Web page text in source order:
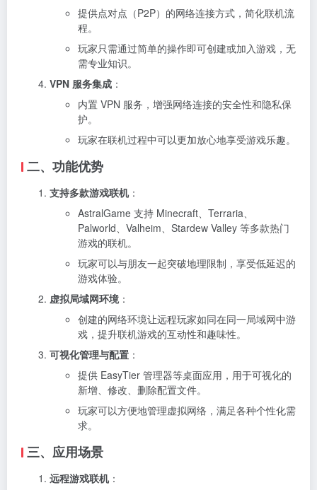
提供点对点（P2P）的网络连接方式，简化联机流
程。
玩家只需通过简单的操作即可创建或加入游戏，无
需专业知识。
VPN 服务集成 ：
内置 VPN 服务，增强网络连接的安全性和隐私保
护。
玩家在联机过程中可以更加放心地享受游戏乐趣。
二、功能优势
支持多款游戏联机：
AstralGame 支持 Minecraft、Terraria、
Palworld、Valheim、Stardew Valley 等多款热门
游戏的联机。
玩家可以与朋友一起突破地理限制，享受低延迟的
游戏体验。
虚拟局域网环境 ：
创建的网络环境让远程玩家如同在同一局域网中游
戏，提升联机游戏的互动性和趣味性。
可视化管理与配置 ：
提供 EasyTier 管理器等桌面应用，用于可视化的
新增、修改、删除配置文件。
玩家可以方便地管理虚拟网络，满足各种个性化需
求。
三、应用场景
远程游戏联机：